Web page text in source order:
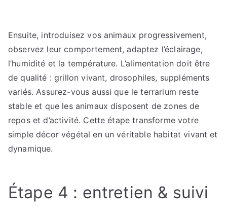
Ensuite, introduisez vos animaux progressivement,
observez leur comportement, adaptez l’éclairage,
l’humidité et la température. L’alimentation doit être
de qualité : grillon vivant, drosophiles, suppléments
variés. Assurez-vous aussi que le terrarium reste
stable et que les animaux disposent de zones de
repos et d’activité. Cette étape transforme votre
simple décor végétal en un véritable habitat vivant et
dynamique.
Étape 4 : entretien & suivi